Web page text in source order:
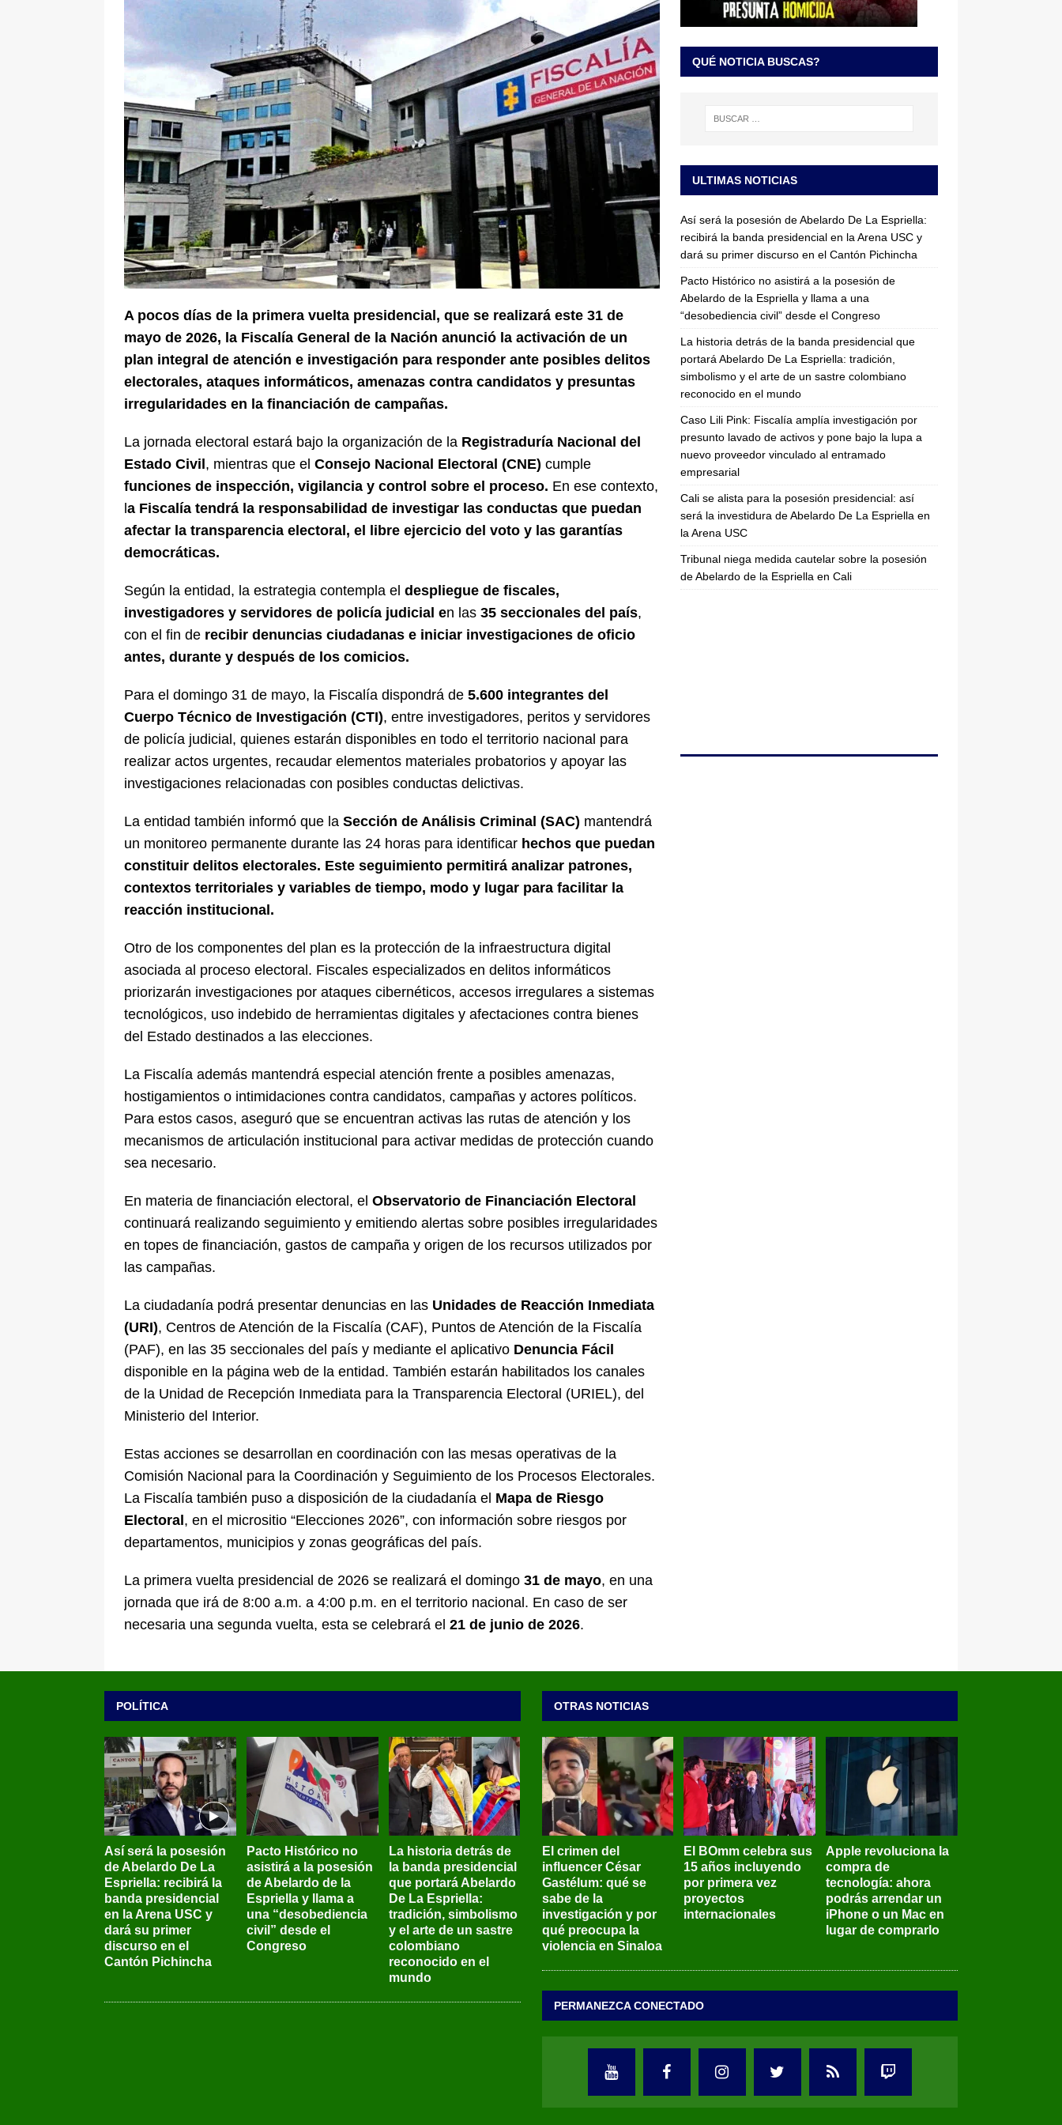
pone bajo la lupa a nuevo proveedor vinculado al entramado empresarial JUDICIALES
[ 6 de agosto de 2026 ] Cali se alista para la posesión presidencial: así será la investidura de Abelardo
De La Espriella en la Arena USC LO ÚLTIMO
A pocos días de la primera vuelta presidencial, que se realizará este 31 de
mayo de 2026, la Fiscalía General de la Nación anunció la activación de un
plan integral de atención e investigación para responder ante posibles delitos
electorales, ataques informáticos, amenazas contra candidatos y presuntas
irregularidades en la financiación de campañas.
La jornada electoral estará bajo la organización de la Registraduría Nacional del
Estado Civil , mientras que el Consejo Nacional Electoral (CNE) cumple
funciones de inspección, vigilancia y control sobre el proceso. En ese contexto,
a Fiscalía tendrá la responsabilidad de investigar las conductas que puedan
afectar la transparencia electoral, el libre ejercicio del voto y las garantías
democráticas.
Según la entidad, la estrategia contempla el despliegue de fiscales,
investigadores y servidores de policía judicial en las 35 seccionales del país,
con el fin de recibir denuncias ciudadanas e iniciar investigaciones de oficio
antes, durante y después de los comicios.
Para el domingo 31 de mayo, la Fiscalía dispondrá de 5.600 integrantes del
Cuerpo Técnico de Investigación (CTI), entre investigadores, peritos y servidores
de policía judicial, quienes estarán disponibles en todo el territorio nacional para
realizar actos urgentes, recaudar elementos materiales probatorios y apoyar las
investigaciones relacionadas con posibles conductas delictivas.
La entidad también informó que la Sección de Análisis Criminal (SAC) mantendrá
un monitoreo permanente durante las 24 horas para identificar hechos que puedan
constituir delitos electorales. Este seguimiento permitirá analizar patrones,
contextos territoriales y variables de tiempo, modo y lugar para facilitar la
reacción institucional.
Otro de los componentes del plan es la protección de la infraestructura digital
asociada al proceso electoral. Fiscales especializados en delitos informáticos
priorizarán investigaciones por ataques cibernéticos, accesos irregulares a sistemas
tecnológicos, uso indebido de herramientas digitales y afectaciones contra bienes
del Estado destinados a las elecciones.
La Fiscalía además mantendrá especial atención frente a posibles amenazas,
hostigamientos o intimidaciones contra candidatos, campañas y actores políticos.
Para estos casos, aseguró que se encuentran activas las rutas de atención y los
mecanismos de articulación institucional para activar medidas de protección cuando
sea necesario.
En materia de financiación electoral, el Observatorio de Financiación Electoral
continuará realizando seguimiento y emitiendo alertas sobre posibles irregularidades
en topes de financiación, gastos de campaña y origen de los recursos utilizados por
las campañas.
La ciudadanía podrá presentar denuncias en las Unidades de Reacción Inmediata
(URI), Centros de Atención de la Fiscalía (CAF), Puntos de Atención de la Fiscalía
(PAF), en las 35 seccionales del país y mediante el aplicativo Denuncia Fácil
disponible en la página web de la entidad. También estarán habilitados los canales
de la Unidad de Recepción Inmediata para la Transparencia Electoral (URIEL), del
Ministerio del Interior.
Estas acciones se desarrollan en coordinación con las mesas operativas de la
Comisión Nacional para la Coordinación y Seguimiento de los Procesos Electorales.
La Fiscalía también puso a disposición de la ciudadanía el Mapa de Riesgo
Electoral , en el micrositio “Elecciones 2026”, con información sobre riesgos por
departamentos, municipios y zonas geográficas del país.
La primera vuelta presidencial de 2026 se realizará el domingo 31 de mayo, en una
jornada que irá de 8:00 a.m. a 4:00 p.m. en el territorio nacional. En caso de ser
necesaria una segunda vuelta, esta se celebrará el 21 de junio de 2026.
QUÉ NOTICIA BUSCAS?
ULTIMAS NOTICIAS
Así será la posesión de Abelardo De La Espriella:
recibirá la banda presidencial en la Arena USC y
dará su primer discurso en el Cantón Pichincha
Pacto Histórico no asistirá a la posesión de
Abelardo de la Espriella y llama a una
“desobediencia civil” desde el Congreso
La historia detrás de la banda presidencial que
portará Abelardo De La Espriella: tradición,
simbolismo y el arte de un sastre colombiano
reconocido en el mundo
Caso Lili Pink: Fiscalía amplía investigación por
presunto lavado de activos y pone bajo la lupa a
nuevo proveedor vinculado al entramado
empresarial
Cali se alista para la posesión presidencial: así
será la investidura de Abelardo De La Espriella en
la Arena USC
Tribunal niega medida cautelar sobre la posesión
de Abelardo de la Espriella en Cali
POLÍTICA
Así será la posesión
de Abelardo De La
Espriella: recibirá la
banda presidencial
en la Arena USC y
dará su primer
discurso en el
Cantón Pichincha
Pacto Histórico no
asistirá a la posesión
de Abelardo de la
Espriella y llama a
una “desobediencia
civil” desde el
Congreso
La historia detrás de
la banda presidencial
que portará Abelardo
De La Espriella:
tradición, simbolismo
y el arte de un sastre
colombiano
reconocido en el
mundo
OTRAS NOTICIAS
El crimen del
influencer César
Gastélum: qué se
sabe de la
investigación y por
qué preocupa la
violencia en Sinaloa
El BOmm celebra sus
15 años incluyendo
por primera vez
proyectos
internacionales
Apple revoluciona la
compra de
tecnología: ahora
podrás arrendar un
iPhone o un Mac en
lugar de comprarlo
PERMANEZCA CONECTADO